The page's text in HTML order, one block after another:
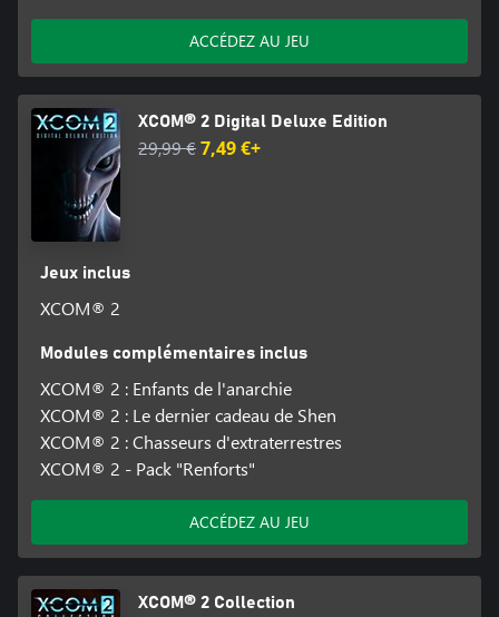
ACCÉDEZ AU JEU
XCOM® 2 Digital Deluxe Edition
29,99 €7,49 €+
Jeux inclus
XCOM® 2
Modules complémentaires inclus
XCOM® 2 : Enfants de l'anarchie
XCOM® 2 : Le dernier cadeau de Shen
XCOM® 2 : Chasseurs d'extraterrestres
XCOM® 2 - Pack "Renforts"
ACCÉDEZ AU JEU
XCOM® 2 Collection